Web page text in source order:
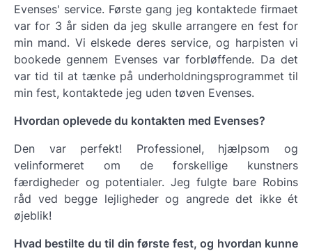
Evenses' service. Første gang jeg kontaktede firmaet
var for 3 år siden da jeg skulle arrangere en fest for
min mand. Vi elskede deres service, og harpisten vi
bookede gennem Evenses var forbløffende. Da det
var tid til at tænke på underholdningsprogrammet til
min fest, kontaktede jeg uden tøven Evenses.
Hvordan oplevede du kontakten med Evenses?
Den var perfekt! Professionel, hjælpsom og
velinformeret om de forskellige kunstners
færdigheder og potentialer. Jeg fulgte bare Robins
råd ved begge lejligheder og angrede det ikke ét
øjeblik!
Hvad bestilte du til din første fest, og hvordan kunne